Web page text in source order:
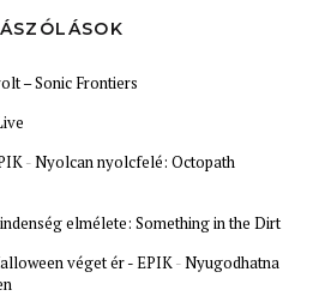
– Sonic Frontiers
-Nyolcan nyolcfelé: Octopath
elmélete: Something in the Dirt
véget ér - EPIK-Nyugodhatna